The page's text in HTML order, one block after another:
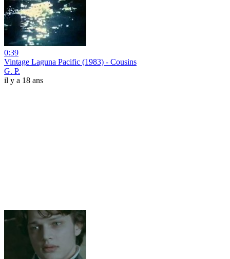
0:39
Vintage Laguna Pacific (1983) - Cousins
G. P.
il y a 18 ans